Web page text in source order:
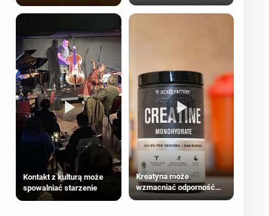
większości dorosłych
Kontakt z kulturą może
spowalniać starzenie
Kreatyna może
wzmacniać odporność
przeciw nowotworom